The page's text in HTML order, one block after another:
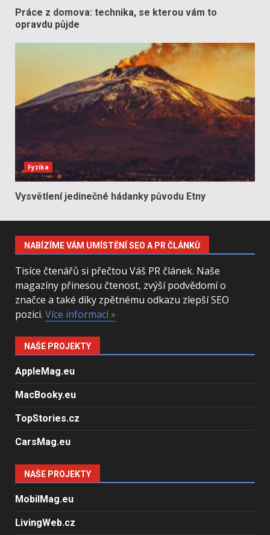
Práce z domova: technika, se kterou vám to
opravdu půjde
Fyzika
Vysvětlení jedinečné hádanky původu Etny
NABÍZÍME VÁM UMÍSTĚNÍ SEO A PR ČLÁNKŮ
Tisíce čtenářů si přečtou Váš PR článek. Naše
magazíny přinesou čtenost, zvýší podvědomí o
značce a také díky zpětnému odkazu zlepší SEO
pozici. Více informací »
NAŠE PROJEKTY
AppleMag.eu
MacBooky.eu
TopStories.cz
CarsMag.eu
NAŠE PROJEKTY
MobilMag.eu
LivingWeb.cz